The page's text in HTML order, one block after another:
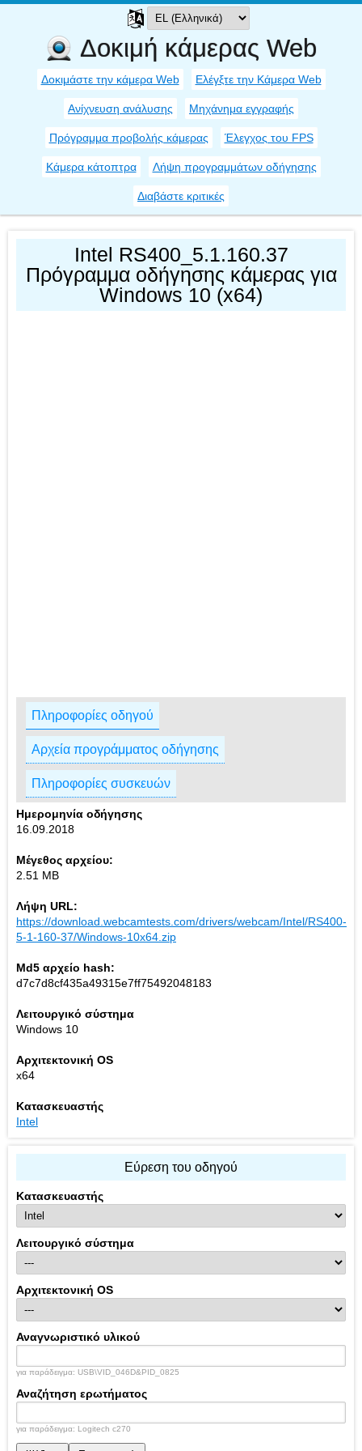
Δοκιμή κάμερας Web
Δοκιμάστε την κάμερα Web Ελέγξτε την Κάμερα Web
Ανίχνευση ανάλυσης Μηχάνημα εγγραφής
Πρόγραμμα προβολής κάμερας Έλεγχος του FPS
Κάμερα κάτοπτρα Λήψη προγραμμάτων οδήγησης
Διαβάστε κριτικές
Intel RS400_5.1.160.37
Πρόγραμμα οδήγησης κάμερας για
Windows 10 (x64)
Πληροφορίες οδηγού
Αρχεία προγράμματος οδήγησης
Πληροφορίες συσκευών
Ημερομηνία οδήγησης
16.09.2018
Μέγεθος αρχείου:
2.51 MB
Λήψη URL:
https://download.webcamtests.com/drivers/webcam/Intel/RS400-
5-1-160-37/Windows-10x64.zip
Md5 αρχείο hash:
d7c7d8cf435a49315e7ff75492048183
Λειτουργικό σύστημα
Windows 10
Αρχιτεκτονική OS
x64
Κατασκευαστής
Intel
Εύρεση του οδηγού
Κατασκευαστής
Λειτουργικό σύστημα
Αρχιτεκτονική OS
Αναγνωριστικό υλικού
για παράδειγμα: USB\VID_046D&PID_0825
Αναζήτηση ερωτήματος
για παράδειγμα: Logitech c270